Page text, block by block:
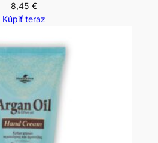
8,45 €
Kúpiť teraz